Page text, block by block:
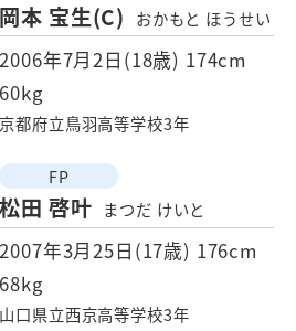
岡本 宝生(C) おかもと ほうせい
2006年7月2日(18歳) 174cm
60kg
京都府立鳥羽高等学校3年
FP
松田 啓叶 まつだ けいと
2007年3月25日(17歳) 176cm
68kg
山口県立西京高等学校3年